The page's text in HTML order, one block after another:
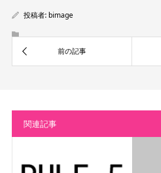
投稿者: bimage
関連記事